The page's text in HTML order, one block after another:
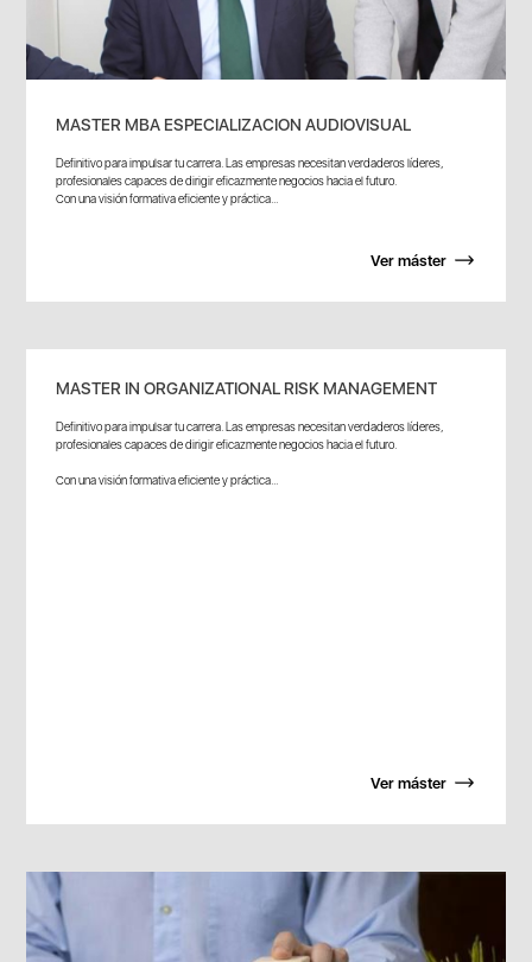
MASTER MBA ESPECIALIZACION AUDIOVISUAL
Definitivo para impulsar tu carrera. Las empresas necesitan verdaderos líderes,
profesionales capaces de dirigir eficazmente negocios hacia el futuro.
Con una visión formativa eficiente y práctica...
Ver máster
MASTER IN ORGANIZATIONAL RISK MANAGEMENT
Definitivo para impulsar tu carrera. Las empresas necesitan verdaderos líderes,
profesionales capaces de dirigir eficazmente negocios hacia el futuro.
Con una visión formativa eficiente y práctica...
Ver máster